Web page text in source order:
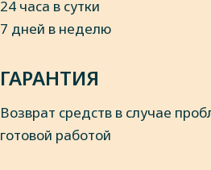
24 часа в сутки
7 дней в неделю
ГАРАНТИЯ
Возврат средств в случае
готовой работой